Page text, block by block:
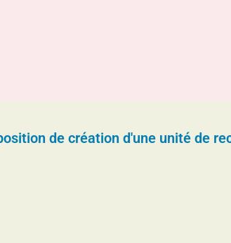
de création d'une unité de